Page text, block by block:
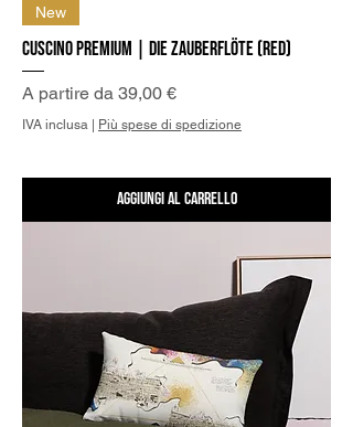
New
Cuscino Premium | Die Zauberflöte (Red)
A partire da 39,00 €
Prezzo scontato
IVA inclusa | Più spese di spedizione
Aggiungi al carrello